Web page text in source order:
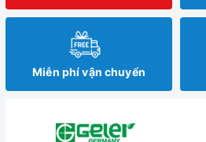
Miễn phí vận chuyển